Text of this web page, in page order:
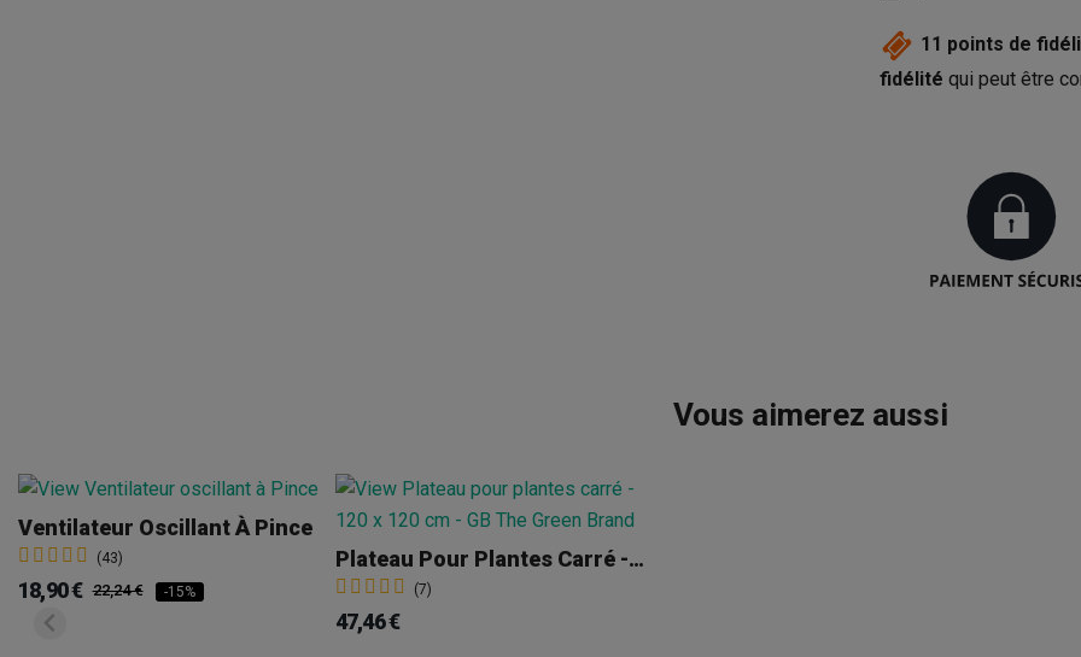
11 points de
fidélité qui peut être
Vous aimerez aussi
Ventilateur Oscillant À Pince
(43)
18,90 € 22,24 € -15%
Plateau Pour Plantes Carré - 120 X 120 Cm
(7)
47,46 €